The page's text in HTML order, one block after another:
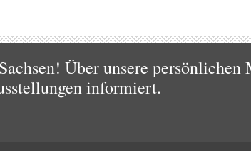
Über unsere
informiert.